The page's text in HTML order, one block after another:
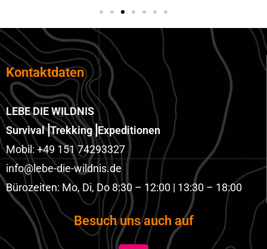
Kontaktdaten
LEBE DIE WILDNIS
Survival⎟Trekking⎟Expeditionen
Mobil: +49 151 74293327
info@lebe-die-wildnis.de
Bürozeiten: Mo, Di, Do 8:30 – 12:00 | 13:30 – 18:00
Besuch uns auch auf